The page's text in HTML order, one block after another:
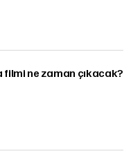
filmi ne zaman çıkacak?